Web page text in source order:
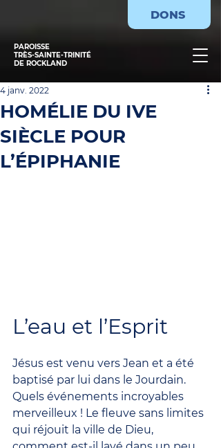
PAROISSE
TRÈS-SAINTE-TRINITÉ
DE ROCKLAND
DONS
HOMÉLIE DU IVE
SIÈCLE POUR
L’ÉPIPHANIE
4 janv. 2022
L’eau et l’Esprit
Jésus est venu vers Jean et a été
baptisé par lui dans le Jourdain.
Quels événements incroyables
merveilleux ! Le fleuve sans limites
qui réjouit la ville de Dieu,